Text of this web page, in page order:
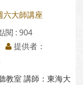
六大師講座
閱 : 904
提供者：
教室 講師：東海大